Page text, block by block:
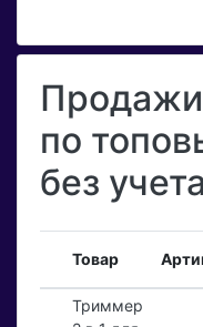
Продажи
по
без
Товар
Триммер